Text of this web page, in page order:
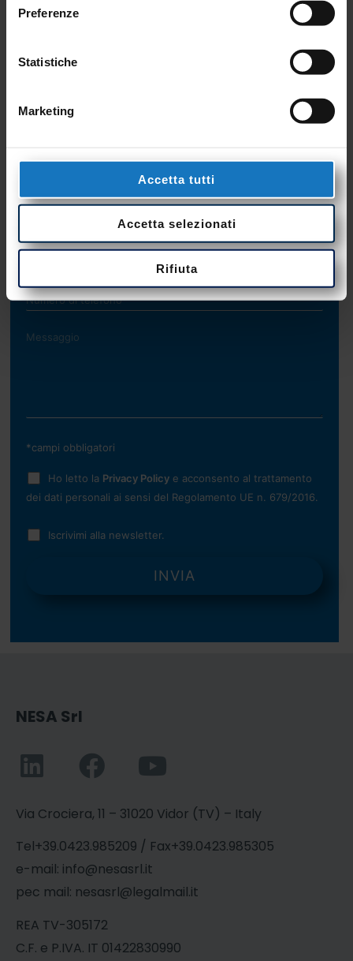
Preferenze
Statistiche
Marketing
Accetta tutti
Accetta selezionati
Rifiuta
*campi obbligatori
Ho letto la Privacy Policye acconsento al trattamento
dei dati personali ai sensi del Regolamento UE n. 679/2016.
Iscrivimi alla newsletter.
qualsiasi informazione, o chiamaci al
NESA Srl
Via Crociera, 11 – 31020 Vidor (TV) – Italy
Tel+39.0423.985209 / Fax+39.0423.985305
e-mail: info@nesasrl.it
pec mail: nesasrl@legalmail.it
REA TV-305172
C.F. e P.IVA. IT 01422830990